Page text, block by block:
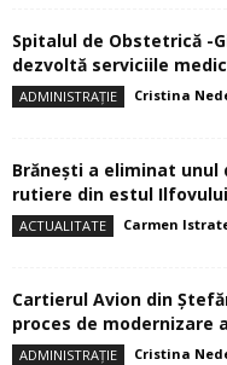
Spitalul de Obstetrică -
dezvoltă serviciile
ADMINISTRAȚIE Cristina
Brănești a eliminat
rutiere din estul Ilfovului
ACTUALITATE Carmen
Cartierul Avion din
proces de modernizare
ADMINISTRAȚIE Cristina